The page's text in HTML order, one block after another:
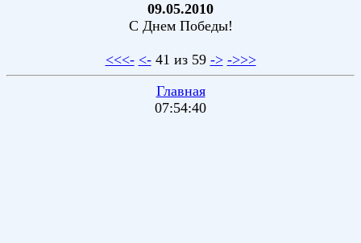
09.05.2010
С Днем Победы!
<<<- <-41 из 59 -> ->>>
Главная
07:54:40